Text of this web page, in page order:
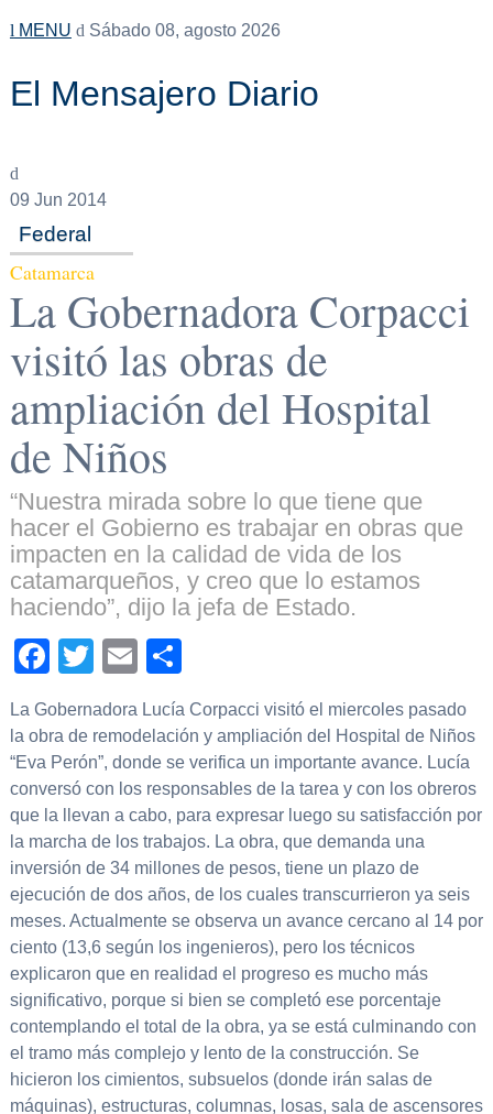
MENU Sábado 08, agosto 2026
El Mensajero Diario
09 Jun 2014
Federal
Catamarca
La Gobernadora Corpacci
visitó las obras de
ampliación del Hospital
de Niños
“Nuestra mirada sobre lo que tiene que
hacer el Gobierno es trabajar en obras que
impacten en la calidad de vida de los
catamarqueños, y creo que lo estamos
haciendo”, dijo la jefa de Estado.
Facebook
TwitterEmail
La Gobernadora Lucía Corpacci visitó el miercoles pasado
la obra de remodelación y ampliación del Hospital de Niños
“Eva Perón”, donde se verifica un importante avance. Lucía
conversó con los responsables de la tarea y con los obreros
que la llevan a cabo, para expresar luego su satisfacción por
la marcha de los trabajos. La obra, que demanda una
inversión de 34 millones de pesos, tiene un plazo de
ejecución de dos años, de los cuales transcurrieron ya seis
meses. Actualmente se observa un avance cercano al 14 por
ciento (13,6 según los ingenieros), pero los técnicos
explicaron que en realidad el progreso es mucho más
significativo, porque si bien se completó ese porcentaje
contemplando el total de la obra, ya se está culminando con
el tramo más complejo y lento de la construcción. Se
hicieron los cimientos, subsuelos (donde irán salas de
máquinas), estructuras, columnas, losas, sala de ascensores